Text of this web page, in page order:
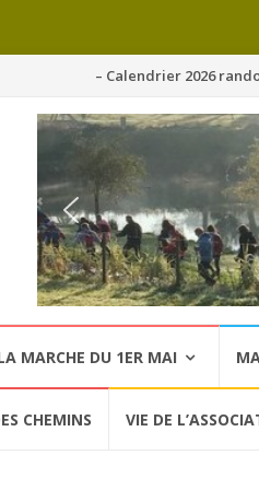
Aller
au
contenu
– Calendrier 2026
MARCHE DU 1ER MAI
CHEMINS VIE DE